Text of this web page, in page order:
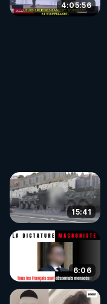
4:05:56
15:41
6:06